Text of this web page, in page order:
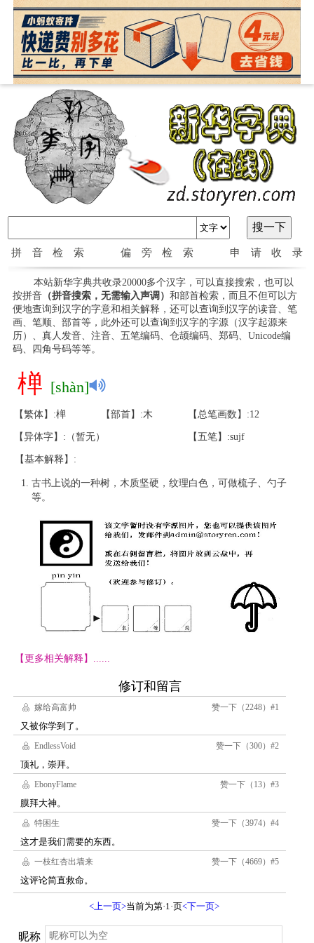
拼音检索 偏旁检索 申请收录
本站新华字典共收录20000多个汉字，可以直接搜索，也可以
按拼音（拼音搜索，无需输入声调） 和部首检索，而且不但可以方
便地查询到汉字的字意和相关解释，还可以查询到汉字的读音、笔
画、笔顺、部首等，此外还可以查询到汉字的字源（汉字起源来
历）、真人发音、注音、五笔编码、仓颉编码、郑码、Unicode编
码、四角号码等等。
椫 [shàn]
【繁体】:椫 【部首】:木 【总笔画数】:12
【异体字】:（暂无） 【五笔】:sujf
【基本解释】:
古书上说的一种树，木质坚硬，纹理白色，可做梳子、勺子
等。
【更多相关解释】......